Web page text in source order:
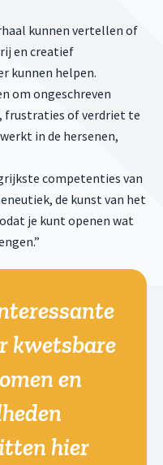
kunnen vertellen of
en creatief
kunnen helpen.
om ongeschreven
frustraties of verdriet te
in de hersenen,
competenties van
de kunst van het
je kunt openen wat
kwetsbare
en
hier